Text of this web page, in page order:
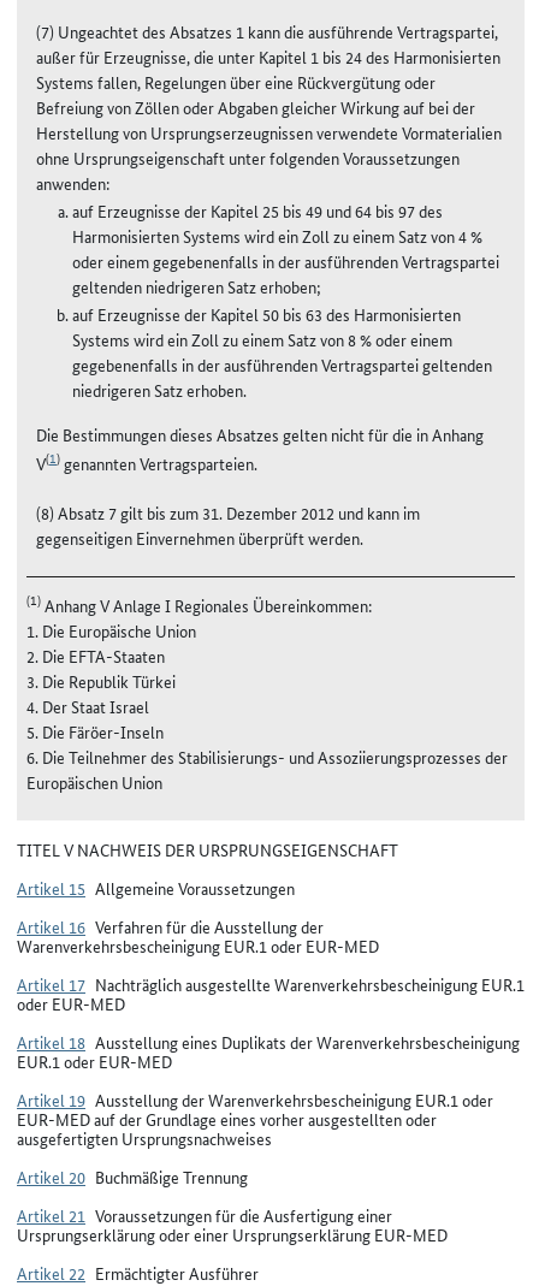
(7) Ungeachtet des Absatzes 1 kann die ausführende Vertragspartei,
außer für Erzeugnisse, die unter Kapitel 1 bis 24 des Harmonisierten
Systems fallen, Regelungen über eine Rückvergütung oder
Befreiung von Zöllen oder Abgaben gleicher Wirkung auf bei der
Herstellung von Ursprungserzeugnissen verwendete Vormaterialien
ohne Ursprungseigenschaft unter folgenden Voraussetzungen
anwenden:
auf Erzeugnisse der Kapitel 25 bis 49 und 64 bis 97 des
Harmonisierten Systems wird ein Zoll zu einem Satz von 4 %
oder einem gegebenenfalls in der ausführenden Vertragspartei
geltenden niedrigeren Satz erhoben;
auf Erzeugnisse der Kapitel 50 bis 63 des Harmonisierten
Systems wird ein Zoll zu einem Satz von 8 % oder einem
gegebenenfalls in der ausführenden Vertragspartei geltenden
niedrigeren Satz erhoben.
Die Bestimmungen dieses Absatzes gelten nicht für die in Anhang
V(1)genannten Vertragsparteien.
(8) Absatz 7 gilt bis zum 31. Dezember 2012 und kann im
gegenseitigen Einvernehmen überprüft werden.
(1)Anhang V Anlage I Regionales Übereinkommen:
1. Die Europäische Union
2. Die EFTA-Staaten
3. Die Republik Türkei
4. Der Staat Israel
5. Die Färöer-Inseln
6. Die Teilnehmer des Stabilisierungs- und Assoziierungsprozesses der
Europäischen Union
TITEL V NACHWEIS DER URSPRUNGSEIGENSCHAFT
Artikel 15 Allgemeine Voraussetzungen
Artikel 16 Verfahren für die Ausstellung der
Warenverkehrsbescheinigung EUR.1 oder EUR-MED
Artikel 17 Nachträglich ausgestellte Warenverkehrsbescheinigung EUR.1
oder EUR-MED
Artikel 18 Ausstellung eines Duplikats der Warenverkehrsbescheinigung
EUR.1 oder EUR-MED
Artikel 19 Ausstellung der Warenverkehrsbescheinigung EUR.1 oder
EUR-MED auf der Grundlage eines vorher ausgestellten oder
ausgefertigten Ursprungsnachweises
Artikel 20 Buchmäßige Trennung
Artikel 21 Voraussetzungen für die Ausfertigung einer
Ursprungserklärung oder einer Ursprungserklärung EUR-MED
Artikel 22 Ermächtigter Ausführer